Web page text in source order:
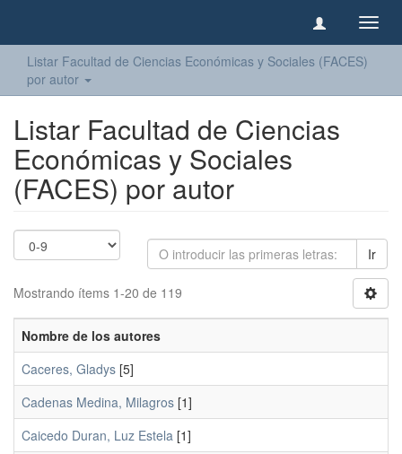
Listar Facultad de Ciencias Económicas y Sociales (FACES)
por autor
Listar Facultad de Ciencias
Económicas y Sociales
(FACES) por autor
Ir
Mostrando ítems 1-20 de 119
Nombre de los autores
Caceres, Gladys [5]
Cadenas Medina, Milagros [1]
Caicedo Duran, Luz Estela [1]